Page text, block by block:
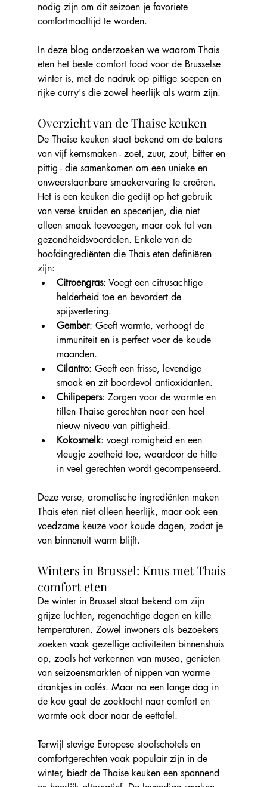
nodig zijn om dit seizoen je favoriete
comfortmaaltijd te worden.
In deze blog onderzoeken we waarom Thais
eten het beste comfort food voor de Brusselse
winter is, met de nadruk op pittige soepen en
rijke curry's die zowel heerlijk als warm zijn.
Overzicht van de Thaise keuken
De Thaise keuken staat bekend om de balans
van vijf kernsmaken - zoet, zuur, zout, bitter en
pittig - die samenkomen om een unieke en
onweerstaanbare smaakervaring te creëren.
Het is een keuken die gedijt op het gebruik
van verse kruiden en specerijen, die niet
alleen smaak toevoegen, maar ook tal van
gezondheidsvoordelen. Enkele van de
hoofdingrediënten die Thais eten definiëren
zijn:
Citroengras: Voegt een citrusachtige
helderheid toe en bevordert de
spijsvertering.
Gember: Geeft warmte, verhoogt de
immuniteit en is perfect voor de koude
maanden.
Cilantro: Geeft een frisse, levendige
smaak en zit boordevol antioxidanten.
Chilipepers: Zorgen voor de warmte en
tillen Thaise gerechten naar een heel
nieuw niveau van pittigheid.
Kokosmelk: voegt romigheid en een
vleugje zoetheid toe, waardoor de hitte
in veel gerechten wordt gecompenseerd.
Deze verse, aromatische ingrediënten maken
Thais eten niet alleen heerlijk, maar ook een
voedzame keuze voor koude dagen, zodat je
van binnenuit warm blijft.
Winters in Brussel: Knus met Thais
comfort eten
De winter in Brussel staat bekend om zijn
grijze luchten, regenachtige dagen en kille
temperaturen. Zowel inwoners als bezoekers
zoeken vaak gezellige activiteiten binnenshuis
op, zoals het verkennen van musea, genieten
van seizoensmarkten of nippen van warme
drankjes in cafés. Maar na een lange dag in
de kou gaat de zoektocht naar comfort en
warmte ook door naar de eettafel.
Terwijl stevige Europese stoofschotels en
comfortgerechten vaak populair zijn in de
winter, biedt de Thaise keuken een spannend